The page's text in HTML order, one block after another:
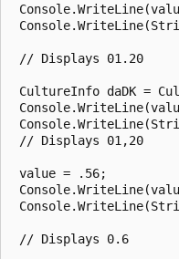
// Displays 01.20
CultureInfo daDK =
// Displays 01,20
value = .56;
// Displays 0.6